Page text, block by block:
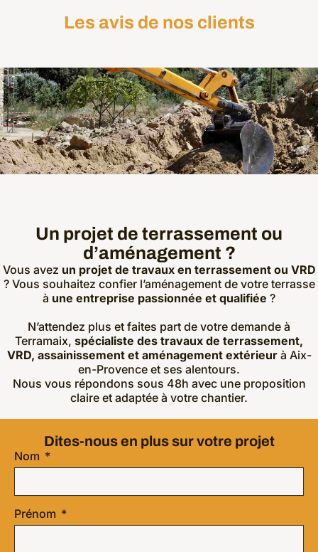
Les avis de nos clients
Un projet de terrassement ou
d’aménagement ?
Vous avez un projet de travaux en terrassement ou VRD
? Vous souhaitez confier l’aménagement de votre terrasse
à une entreprise passionnée et qualifiée ?
N’attendez plus et faites part de votre demande à
Terramaix, spécialiste des travaux de terrassement,
VRD, assainissement et aménagement extérieurà Aix-
en-Provence et ses alentours.
Nous vous répondons sous 48h avec une proposition
claire et adaptée à votre chantier.
Dites-nous en plus sur votre projet
Nom
Prénom